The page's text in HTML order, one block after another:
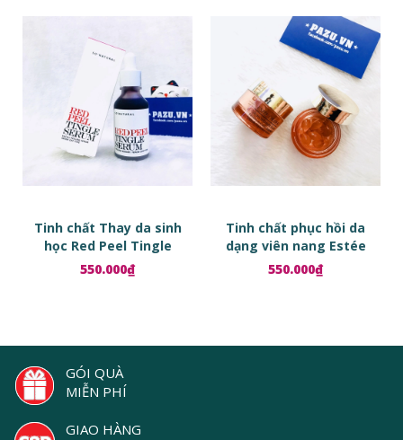
Tinh chất Thay da sinh
học Red Peel Tingle
Serum
550.000₫
Tinh chất phục hồi da
dạng viên nang Estée
Lauder Advanced Night
Repair Ampoules
550.000₫
GÓI QUÀ
MIỄN PHÍ
GIAO HÀNG